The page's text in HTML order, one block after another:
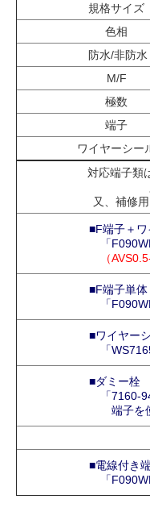
規格サイズ
色相
防水/非防水
M/F
極数
端子
ワイヤーシー
対応端子類
又、補修
■F端子＋
「
（
■F端子単体
「
■ワイヤー
「
■ダミー栓
「7160-
端子を使
■電線付き
「